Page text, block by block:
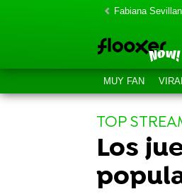
Fabiana
MUY FAN
TOP
Los